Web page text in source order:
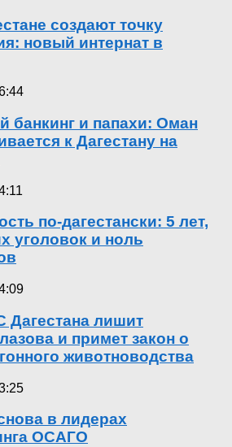
создают точку
новый интернат в
банкинг и папахи: Оман
к Дагестану на
по-дагестански: 5 лет,
уголовок и ноль
Дагестана лишит
и примет закон о
животноводства
в лидерах
ОСАГО